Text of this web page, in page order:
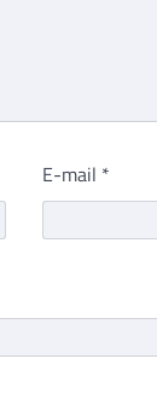
E-mail *